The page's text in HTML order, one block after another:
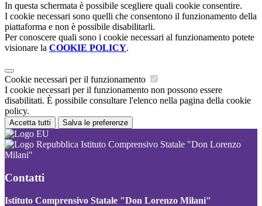
In questa schermata è possibile scegliere quali cookie consentire.
I cookie necessari sono quelli che consentono il funzionamento della
piattaforma e non è possibile disabilitarli.
Per conoscere quali sono i cookie necessari al funzionamento potete
visionare la COOKIE POLICY.
Cookie necessari per il funzionamento
I cookie necessari per il funzionamento non possono essere
disabilitati. È possibile consultare l'elenco nella pagina della cookie
policy.
Accetta tutti Salva le preferenze
Istituto Comprensivo Statale "Don Lorenzo
Milani"
Contatti
Istituto Comprensivo Statale "Don Lorenzo Milani"